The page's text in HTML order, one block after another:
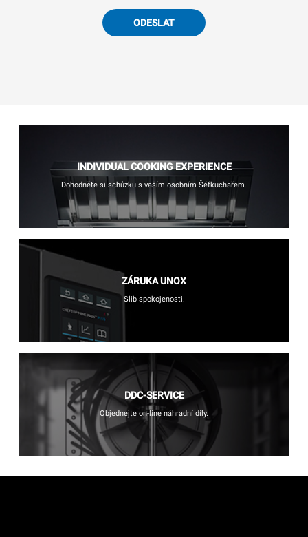
ODESLAT
INDIVIDUAL COOKING EXPERIENCE
Dohodněte si schůzku s vaším osobním Šéfkuchařem.
ZÁRUKA UNOX
Slib spokojenosti.
DDC-SERVICE
Objednejte on-line náhradní díly.